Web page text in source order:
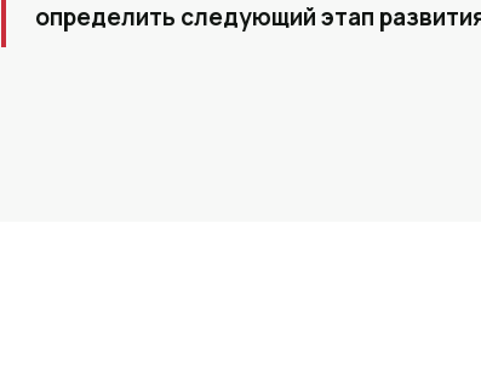
определить следующий этап